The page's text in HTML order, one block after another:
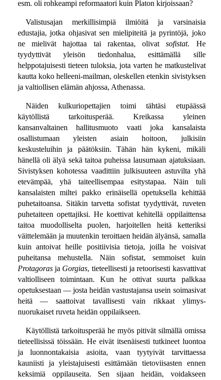
esm. oli rohkeampi reformaatori kuin Platon kirjoissaan?
Valistusajan merkillisimpiä ilmiöitä ja varsinaisia
edustajia, jotka ohjasivat sen mielipiteitä ja pyrintöjä, joko
ne mielivät hajottaa tai rakentaa, olivatsofistat. He
tyydyttivät yleisön tiedonhalua, esittämällä sille
helppotajuisesti tieteen tuloksia, jota varten he matkustelivat
kautta koko helleeni-mailman, oleskellen etenkin sivistyksen
ja valtiollisen elämän ahjossa, Athenassa.
Näiden kulkuriopettajien toimi tähtäsi etupäässä
käytöllistä tarkoitusperää. Kreikassa yleinen
kansanvaltainen hallitusmuoto vaati joka kansalaista
osallistumaan yleisten asiain hoitoon, julkisiin
keskusteluihin ja päätöksiin. Tähän hän kykeni, mikäli
hänellä oli älyä sekä taitoa puheissa lausumaan ajatuksiaan.
Sivistyksen kohotessa vaadittiin julkisuuteen astuvilta yhä
etevämpää, yhä taiteellisempaa esitystapaa. Näin tuli
kansalaisten miltei pakko erinäisellä opetuksella kehittää
puhetaitoansa. Sitäkin tarvetta sofistat tyydyttivät, ruveten
puhetaiteen opettajiksi. He koettivat kehitellä oppilaittensa
taitoa muodolliselta puolen, harjoitellen heitä ketteriksi
väittelemään ja muutenkin teroittaen heidän älyänsä, samalla
kuin antoivat heille positiivisia tietoja, joilla he voisivat
puheitansa mehustella. Näin sofistat, semmoiset kuin
Protagorasja Gorgias, tieteellisesti ja retoorisesti kasvattivat
valtiolliseen toimintaan. Kun he ottivat suurta palkkaa
opetuksestaan — josta heidän vastustajansa usein soimasivat
heitä — saattoivat tavallisesti vain rikkaat ylimys-
nuorukaiset ruveta heidän oppilaikseen.
Käytöllistä tarkoitusperää he myös pitivät silmällä omissa
tieteellisissä töissään. He eivät itsenäisesti tutkineet luontoa
ja luonnontakaisia asioita, vaan tyytyivät tarvittaessa
kauniisti ja yleistajuisesti esittämään tietoviisasten ennen
keksimiä oppilauseita. Sen sijaan heidän, voidakseen